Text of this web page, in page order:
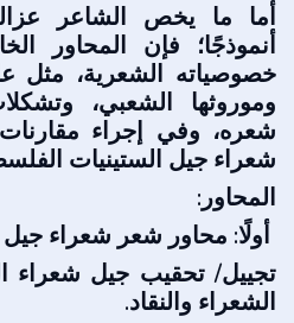
أما ما يخص الشاعر
أنموذجًا؛ فإن المحاور
خصوصياته الشعرية، مثل
وموروثها الشعبي،
شعره، وفي إجراء
شعراء جيل الستينيات
المحاور:
أولًا: محاور شعر شعراء
تجييل/ تحقيب جيل شعراء
الشعراء والنقاد.